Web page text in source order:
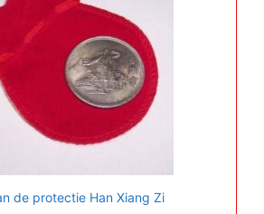
de protectie Han Xiang Zi